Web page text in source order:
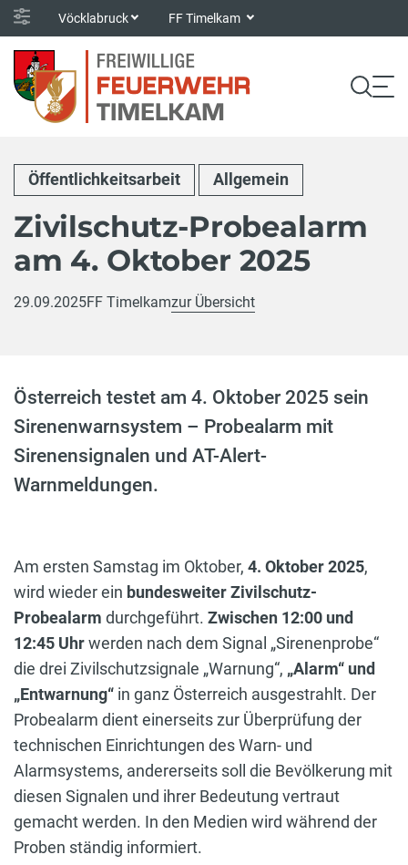
Vöcklabruck FF Timelkam
Öffentlichkeitsarbeit Allgemein
Zivilschutz-Probealarm
am 4. Oktober 2025
29.09.2025FF Timelkamzur Übersicht
Österreich testet am 4. Oktober 2025 sein
Sirenenwarnsystem – Probealarm mit
Sirenensignalen und AT-Alert-
Warnmeldungen.
Am ersten Samstag im Oktober, 4. Oktober 2025,
wird wieder ein bundesweiter Zivilschutz-
Probealarm durchgeführt. Zwischen 12:00 und
12:45 Uhrwerden nach dem Signal „Sirenenprobe“
die drei Zivilschutzsignale „Warnung“, „Alarm“ und
„Entwarnung“ in ganz Österreich ausgestrahlt. Der
Probealarm dient einerseits zur Überprüfung der
technischen Einrichtungen des Warn- und
Alarmsystems, andererseits soll die Bevölkerung mit
diesen Signalen und ihrer Bedeutung vertraut
gemacht werden. In den Medien wird während der
Proben ständig informiert.